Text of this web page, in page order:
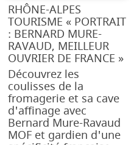
RHÔNE-ALPES
TOURISME « PORTRAIT
: BERNARD MURE-
RAVAUD, MEILLEUR
OUVRIER DE FRANCE »
Découvrez les
coulisses de la
fromagerie et sa cave
d'affinage avec
Bernard Mure-Ravaud
MOF et gardien d'une